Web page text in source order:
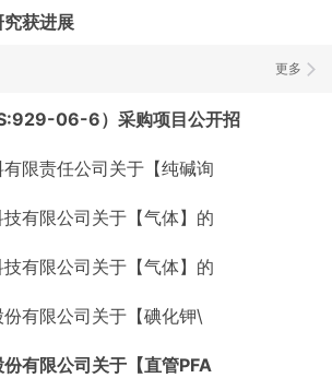
获进展
更多
06-6）采购项目公开招
限责任公司关于【纯碱询
有限公司关于【气体】的
有限公司关于【气体】的
有限公司关于【碘化钾\
有限公司关于【直管PFA